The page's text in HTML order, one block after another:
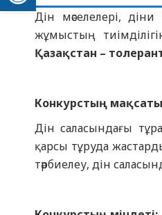
Дін мәселелері,
жұмыстың
Қазақстан –
Конкурстың
Дін саласындағы
қарсы тұруда
тәрбиелеу, дін